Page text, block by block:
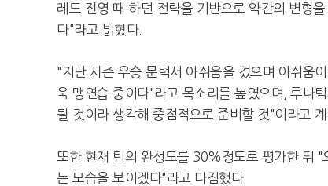
레드 진영 때 하던 전략을 기반으로 약간의 변형
다"라고 밝혔다.
"지난 시즌 우승 문턱서 아쉬움을 겼으며 아쉬움
욱 맹연습 중이다"라고 목소리를 높였으며, 루나
될 것이라 생각해 중점적으로 준비할 것"이라고 계
또한 현재 팀의 완성도를 30%정도로 평가한 뒤
는 모습을 보이겠다"라고 다짐했다.